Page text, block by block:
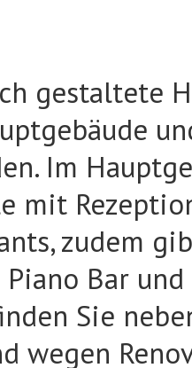
gestaltete
Im
mit
zudem
Piano Bar
Sie
wegen